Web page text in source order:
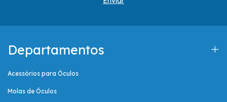
Departamentos
Acessórios para Óculos
Molas de Óculos